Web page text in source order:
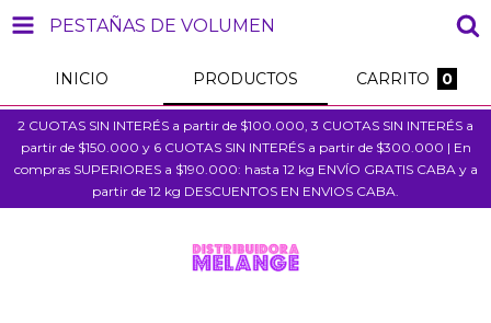
PESTAÑAS DE VOLUMEN
INICIO PRODUCTOS CARRITO 0
2 CUOTAS SIN INTERÉS a partir de $100.000, 3 CUOTAS SIN INTERÉS a
partir de $150.000 y 6 CUOTAS SIN INTERÉS a partir de $300.000 | En
compras SUPERIORES a $190.000: hasta 12 kg ENVÍO GRATIS CABA y a
partir de 12 kg DESCUENTOS EN ENVIOS CABA.